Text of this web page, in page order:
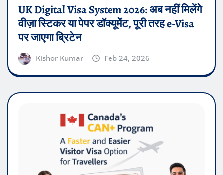
UK Digital Visa System 2026: अब नहीं मिलेंगे
वीज़ा स्टिकर या पेपर डॉक्यूमेंट, पूरी तरह e-Visa
पर जाएगा ब्रिटेन
Kishor Kumar Feb 24, 2026